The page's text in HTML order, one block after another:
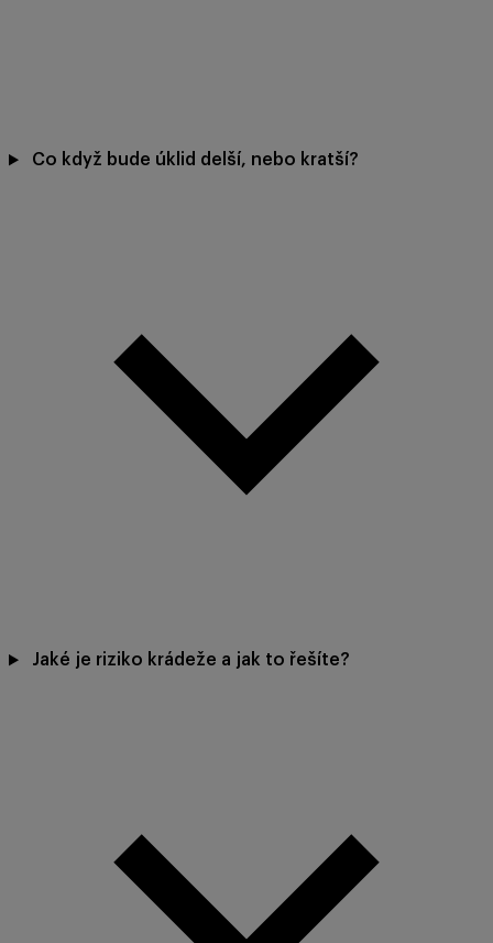
Co když bude úklid delší, nebo kratší?
Jaké je riziko krádeže a jak to řešíte?